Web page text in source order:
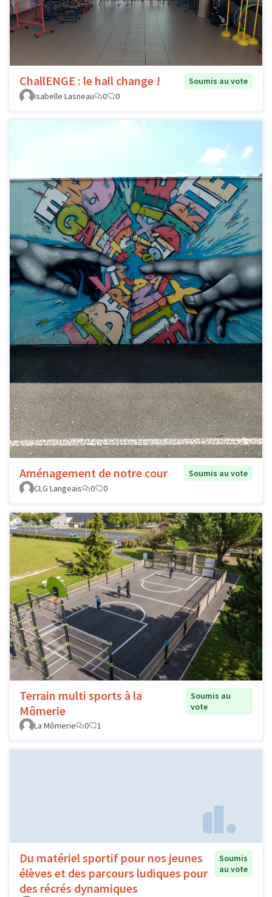
ChallENGE : le hall change !
Soumis au vote
Isabelle Lasneau
0 0
Aménagement de notre cour
Soumis au vote
CLG Langeais
0 0
Terrain multi sports à la
Mômerie
Soumis au
vote
La Mômerie
0 1
Du matériel sportif pour nos jeunes
élèves et des parcours ludiques pour
des récrés dynamiques
Soumis
au vote